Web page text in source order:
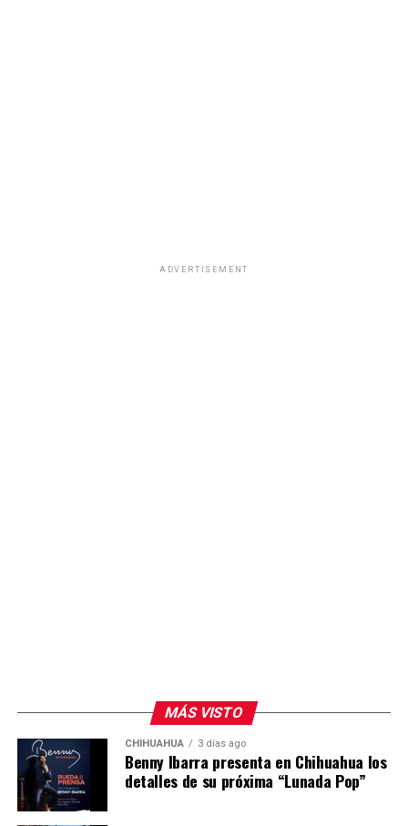
ADVERTISEMENT
MÁS VISTO
CHIHUAHUA 3 días ago
Benny Ibarra presenta en Chihuahua los
detalles de su próxima “Lunada Pop”